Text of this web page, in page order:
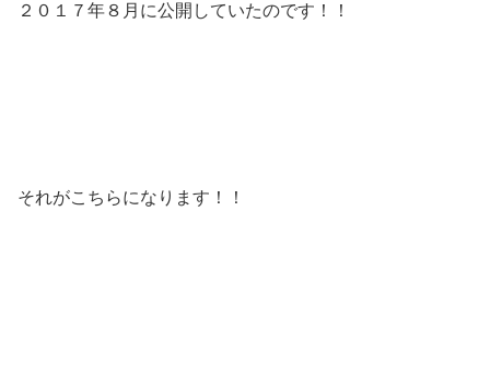
２０１７年８月に公開していたのです！！
それがこちらになります！！